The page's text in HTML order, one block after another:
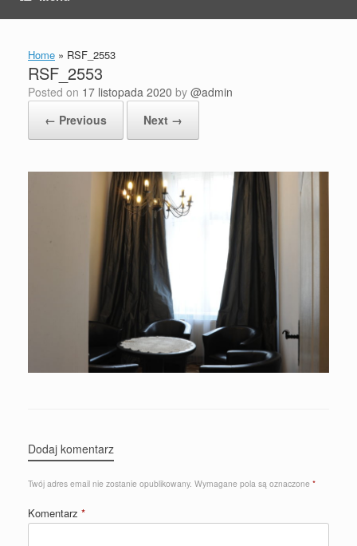
Home » RSF_2553
RSF_2553
Posted on 17 listopada 2020 by @admin
← Previous
Next →
Dodaj komentarz
Twój adres email nie zostanie opublikowany. Wymagane pola są oznaczone *
Komentarz *